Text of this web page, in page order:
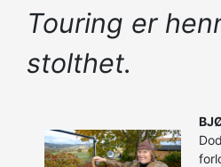
Touring er
stolthet.